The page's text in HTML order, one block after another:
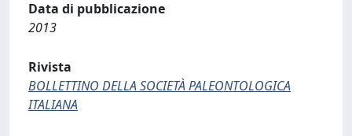
Data di pubblicazione
2013
Rivista
BOLLETTINO DELLA SOCIETÀ PALEONTOLOGICA
ITALIANA